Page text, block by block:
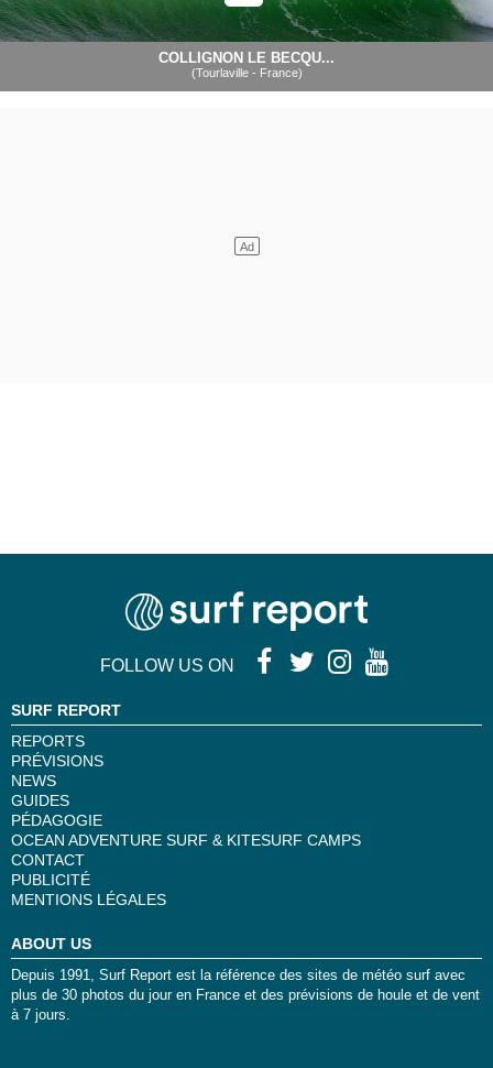
COLLIGNON LE BECQU...
(Tourlaville - France)
FOLLOW US ON
SURF REPORT
REPORTS
PRÉVISIONS
NEWS
GUIDES
PÉDAGOGIE
OCEAN ADVENTURE SURF & KITESURF CAMPS
CONTACT
PUBLICITÉ
MENTIONS LÉGALES
ABOUT US
Depuis 1991, Surf Report est la référence des sites de météo surf avec
plus de 30 photos du jour en France et des prévisions de houle et de vent
à 7 jours.